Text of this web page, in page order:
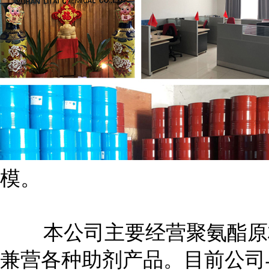
模。
本公司主要经营聚氨酯原
兼营各种助剂产品。目前公